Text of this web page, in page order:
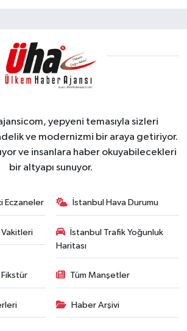
yepyeni temasıyla sizleri
ve modernizmi bir araya getiriyor.
ve insanlara haber okuyabilecekleri
bir altyapı sunuyor.
Eczaneler İstanbul Hava Durumu
İstanbul Trafik Yoğunluk
Haritası
Fikstür Tüm Manşetler
Haber Arşivi